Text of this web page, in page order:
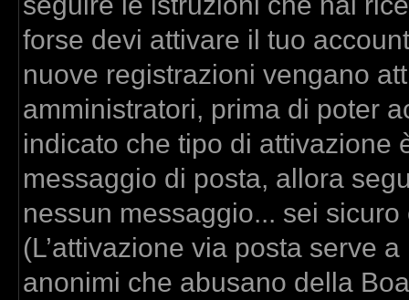
forse devi attivare il tuo
nuove registrazioni vengano
amministratori, prima di poter
indicato che tipo di attivazione
messaggio di posta, allora
nessun messaggio... sei
(L’attivazione via posta serve
anonimi che abusano della